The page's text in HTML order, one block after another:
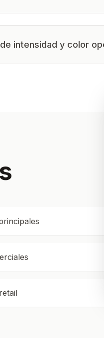
intensidad y color